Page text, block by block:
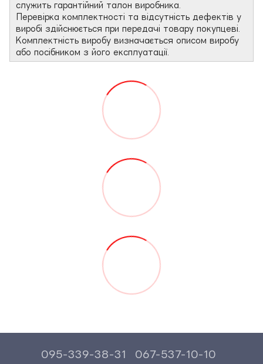
служить гарантійний талон виробника.
Перевірка комплектності та відсутність дефектів у
виробі здійснюється при передачі товару покупцеві.
Комплектність виробу визначається описом виробу
або посібником з його експлуатації.
095-339-38-31
067-537-10-10